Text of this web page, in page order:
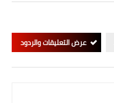
عرض التعليقات والردود